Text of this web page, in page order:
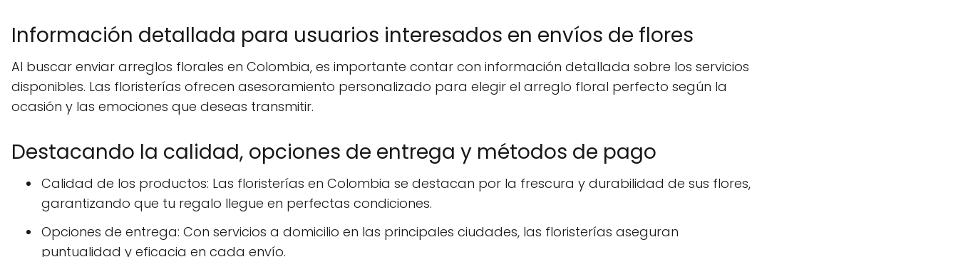
Información detallada para usuarios interesados en envíos de flores
Al buscar enviar arreglos florales en Colombia, es importante contar con información detallada sobre los servicios
disponibles. Las floristerías ofrecen asesoramiento personalizado para elegir el arreglo floral perfecto según la
ocasión y las emociones que deseas transmitir.
Destacando la calidad, opciones de entrega y métodos de pago
Calidad de los productos: Las floristerías en Colombia se destacan por la frescura y durabilidad de sus flores,
garantizando que tu regalo llegue en perfectas condiciones.
Opciones de entrega: Con servicios a domicilio en las principales ciudades, las floristerías aseguran
puntualidad y eficacia en cada envío.